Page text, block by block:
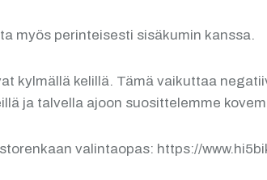
myös perinteisesti sisäkumin kanssa.
kylmällä kelillä. Tämä vaikuttaa
ja talvella ajoon suosittelemme
valintaopas: https://